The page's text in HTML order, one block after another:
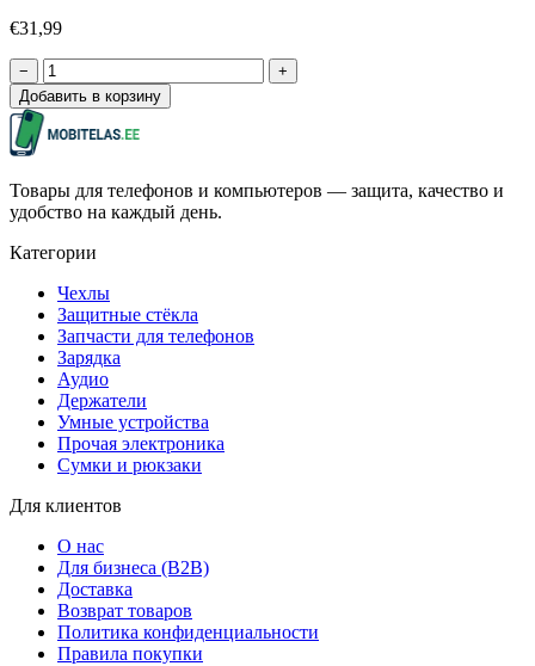
€31,99
−
+
Добавить в корзину
Товары для телефонов и компьютеров — защита, качество и
удобство на каждый день.
Категории
Чехлы
Защитные стёкла
Запчасти для телефонов
Зарядка
Аудио
Держатели
Умные устройства
Прочая электроника
Сумки и рюкзаки
Для клиентов
О нас
Для бизнеса (B2B)
Доставка
Возврат товаров
Политика конфиденциальности
Правила покупки